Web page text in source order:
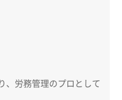
、労務管理のプロとして